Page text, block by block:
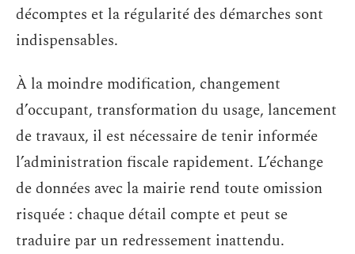
décomptes et la régularité des démarches sont
indispensables.
À la moindre modification, changement
d’occupant, transformation du usage, lancement
de travaux, il est nécessaire de tenir informée
l’administration fiscale rapidement. L’échange
de données avec la mairie rend toute omission
risquée : chaque détail compte et peut se
traduire par un redressement inattendu.